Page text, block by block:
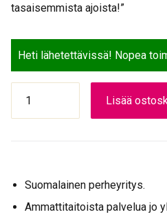
tasaisemmista ajoista!”
Heti lähetettävissä! Nopea
9/16"
non-
Lisää
Suomalainen perheyritys.
Ammattitaitoista palvelua jo